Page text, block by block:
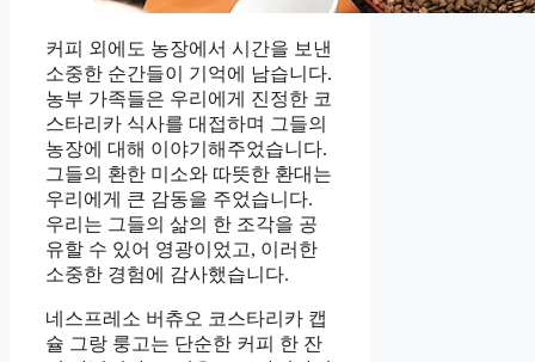
커피 외에도 농장에서 시간을 보낸
소중한 순간들이 기억에 남습니다.
농부 가족들은 우리에게 진정한 코
스타리카 식사를 대접하며 그들의
농장에 대해 이야기해주었습니다.
그들의 환한 미소와 따뜻한 환대는
우리에게 큰 감동을 주었습니다.
우리는 그들의 삶의 한 조각을 공
유할 수 있어 영광이었고, 이러한
소중한 경험에 감사했습니다.
네스프레소 버츄오 코스타리카 캡
슐 그랑 룽고는 단순한 커피 한 잔